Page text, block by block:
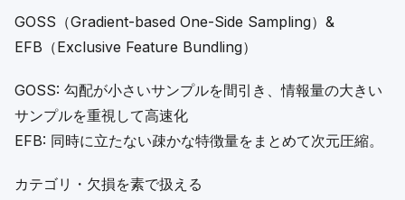
GOSS（Gradient-based One-Side Sampling）&
EFB（Exclusive Feature Bundling）
GOSS: 勾配が小さいサンプルを間引き、情報量の大きい
サンプルを重視して高速化
EFB: 同時に立たない疎かな特徴量をまとめて次元圧縮。
カテゴリ・欠損を素で扱える